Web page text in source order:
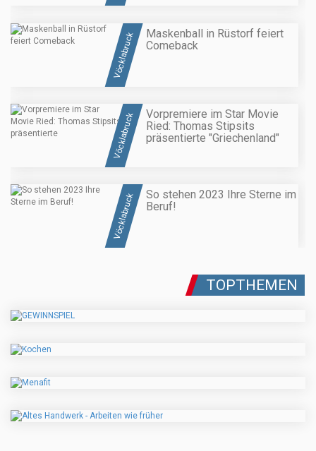
Vöcklabruck
Maskenball in Rüstorf feiert
Comeback
Vöcklabruck
Vorpremiere im Star Movie
Ried: Thomas Stipsits
präsentierte "Griechenland"
Vöcklabruck
So stehen 2023 Ihre Sterne im
Beruf!
TOPTHEMEN